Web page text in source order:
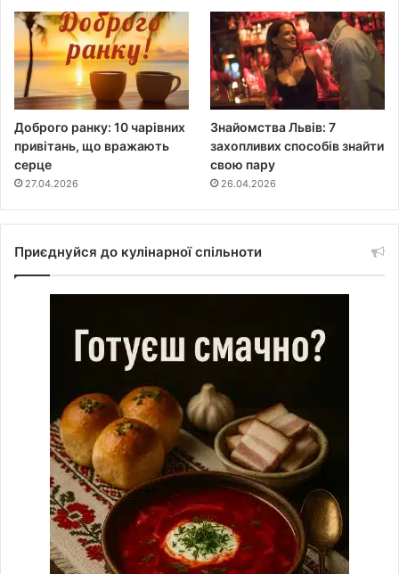
Доброго ранку: 10 чарівних
привітань, що вражають
серце
27.04.2026
Знайомства Львів: 7
захопливих способів знайти
свою пару
26.04.2026
Приєднуйся до кулінарної спільноти